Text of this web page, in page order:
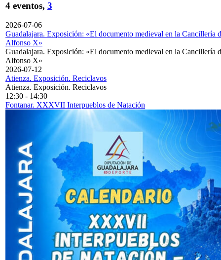
4 eventos, 3
2026-07-06
Guadalajara. Exposición: «El documento medieval en la Cancillería
Alfonso X»
Guadalajara. Exposición: «El documento medieval en la Cancillería
Alfonso X»
2026-07-12
Atienza. Exposición. Reciclavos
Atienza. Exposición. Reciclavos
12:30 - 14:30
Fontanar. XXXVII Interpueblos de Natación